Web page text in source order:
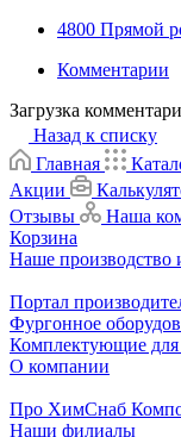
4800 Прямой
Комментарии
Загрузка
Назад к списку
Главная
Акции
Отзывы
Наша
Корзина
Наше производство
Портал
Фургонное
Комплектующие для
О компании
Про ХимСнаб
Наши филиалы